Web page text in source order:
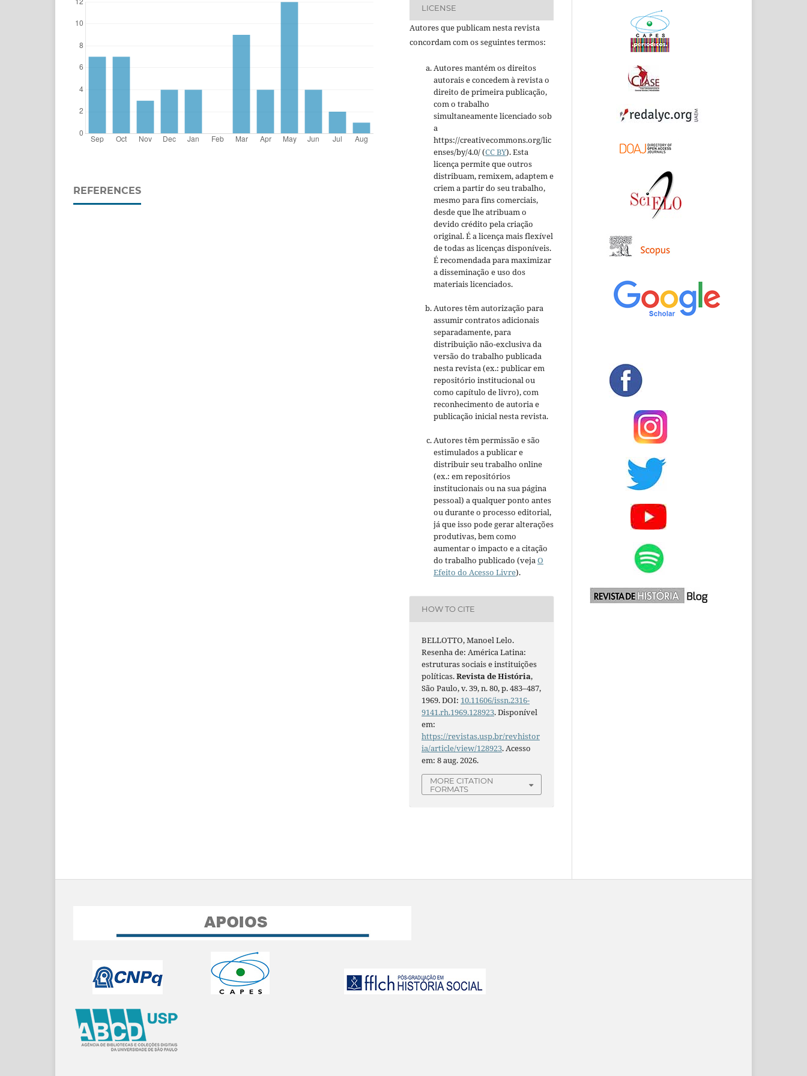
REFERENCES
LICENSE
Autores que publicam nesta revista
concordam com os seguintes termos:
Autores mantém os direitos
autorais e concedem à revista o
direito de primeira publicação,
com o trabalho
simultaneamente licenciado sob
a
https://creativecommons.org/lic
enses/by/4.0/ (CC BY). Esta
licença permite que outros
distribuam, remixem, adaptem e
criem a partir do seu trabalho,
mesmo para fins comerciais,
desde que lhe atribuam o
devido crédito pela criação
original. É a licença mais flexível
de todas as licenças disponíveis.
É recomendada para maximizar
a disseminação e uso dos
materiais licenciados.
Autores têm autorização para
assumir contratos adicionais
separadamente, para
distribuição não-exclusiva da
versão do trabalho publicada
nesta revista (ex.: publicar em
repositório institucional ou
como capítulo de livro), com
reconhecimento de autoria e
publicação inicial nesta revista.
Autores têm permissão e são
estimulados a publicar e
distribuir seu trabalho online
(ex.: em repositórios
institucionais ou na sua página
pessoal) a qualquer ponto antes
ou durante o processo editorial,
já que isso pode gerar alterações
produtivas, bem como
aumentar o impacto e a citação
do trabalho publicado (veja O
Efeito do Acesso Livre).
HOW TO CITE
BELLOTTO, Manoel Lelo.
Resenha de: América Latina:
estruturas sociais e instituições
políticas.Revista de História,
São Paulo, v. 39, n. 80, p. 483–487,
1969. DOI: 10.11606/issn.2316-
9141.rh.1969.128923. Disponível
em:
https://revistas.usp.br/revhistor
ia/article/view/128923. Acesso
em: 8 aug. 2026.
MORE CITATION
FORMATS